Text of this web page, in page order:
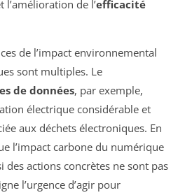
l’amélioration de l’efficacité
de l’impact environnemental
sont multiples. Le
de données, par exemple,
électrique considérable et
aux déchets électroniques. En
l’impact carbone du numérique
actions concrètes ne sont pas
l’urgence d’agir pour